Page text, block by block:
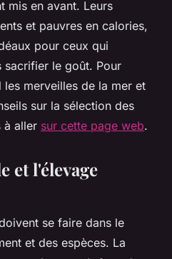
mis en avant. Leurs
et pauvres en calories,
pour ceux qui
sacrifier le goût. Pour
merveilles de la mer et
sur la sélection des
à aller sur cette page web.
et l'élevage
se faire dans le
et des espèces. La